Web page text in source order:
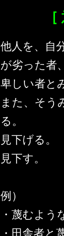
他人を、自
が劣った者
卑しい者と
また、そう
る。
見下げる。
見下す。
例）
・蔑むよう
・田舎者と